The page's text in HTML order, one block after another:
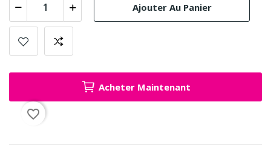
Ajouter Au Panier
Acheter Maintenant
favorite_border